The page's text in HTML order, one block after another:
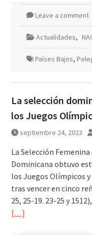
Leave a comment
Actualidades,
Países Bajos,
La selección
los Juegos
septiembre 24, 2023
La Selección
Dominicana obtuvo
los Juegos Olímpicos
tras vencer en cinco
25, 25-19. 23-25 y
[…]